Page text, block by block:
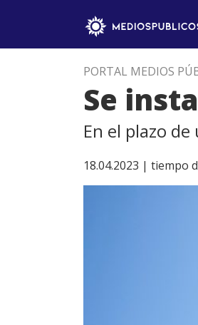
PORTAL MEDIOS
Se
En el plazo de
18.04.2023 | tiempo